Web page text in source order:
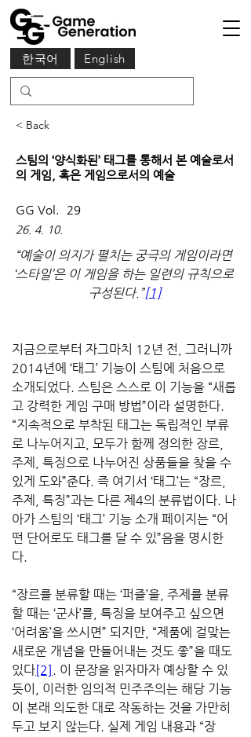
English
한국어
< Back
스팀의 ‘양식화된’ 태그를 통해서 본 예술로서
의 게임, 혹은 게임으로서의 예술
GG Vol. 29
26. 4. 10.
“예술이 의지가 펼치는 궁극의 게임이라면
‘스타일’은 이 게임을 하는 일련의 규칙으로
구성된다.”[1]
지금으로부터 자그마치 12년 전, 그러니까
2014년에 ‘태그’ 기능이 스팀에 처음으로
소개되었다. 스팀은 스스로 이 기능을 “새롭
고 강력한 게임 구매 방법”이라 설명한다.
“지속적으로 부착된 태그는 독립적인 부류
로 나누어지고, 모두가 함께 정의한 장르,
주제, 특징으로 나누어진 상품들을 찾을 수
있게 도와”준다. 즉 여기서 ‘태그’는 “장르,
주제, 특징”과는 다른 제4의 분류법이다. 나
아가 스팀의 ‘태그’ 기능 소개 페이지는 “어
떤 단어로도 태그를 달 수 있”음을 명시한
다.
“장르를 분류할 때는 ‘퍼즐’을, 주제를 분류
할 때는 ‘군사’를, 특징을 보여주고 싶으면
‘어려움’을 쓰시면” 되지만, “제품에 걸맞는
새로운 개념을 만들어내는 것도 좋”을 때도
있다[2]. 이 문장을 읽자마자 예상할 수 있
듯이, 이러한 임의적 민주주의는 해당 기능
이 본래 의도한 대로 작동하는 것을 가만히
두고 보지 않는다. 실제 게임 내용과 “장